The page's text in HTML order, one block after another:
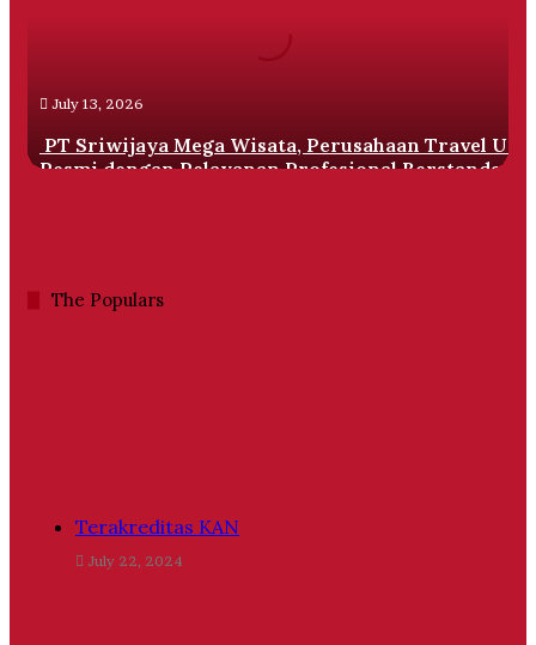
dengan
Pelayanan
Profesional
July 13, 2026
PT Sriwijaya Mega Wisata, Perusahaan Travel
Resmi dengan Pelayanan Profesional Berstandar
The Populars
Terakreditas KAN
July 22, 2024